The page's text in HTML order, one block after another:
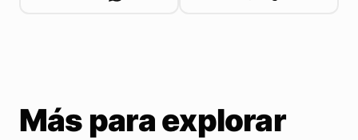
Más para explorar